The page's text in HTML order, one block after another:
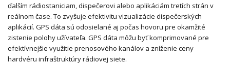
ďalším rádiostaniciam, dispečerovi alebo aplikáciám tretích strán v
reálnom čase. To zvyšuje efektivitu vizualizácie dispečerských
aplikácií. GPS dáta sú odosielané aj počas hovoru pre okamžité
zistenie polohy užívateľa. GPS dáta môžu byť komprimované pre
efektívnejšie využitie prenosového kanálov a zníženie ceny
hardvéru infraštruktúry rádiovej siete.